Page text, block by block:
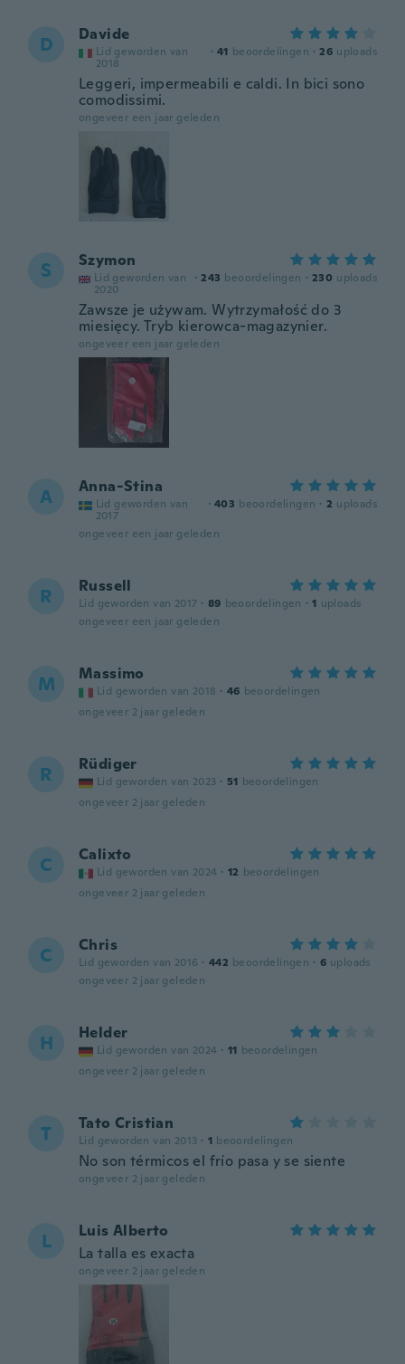
D Davide
Lid geworden van
2018
· 41 beoordelingen · 26 uploads
Leggeri, impermeabili e caldi. In bici sono
comodissimi.
ongeveer een jaar geleden
S Szymon
Lid geworden van
2020
· 243 beoordelingen · 230 uploads
Zawsze je używam. Wytrzymałość do 3
miesięcy. Tryb kierowca-magazynier.
ongeveer een jaar geleden
A Anna-Stina
Lid geworden van
2017
· 403 beoordelingen · 2 uploads
ongeveer een jaar geleden
R Russell
Lid geworden van 2017 · 89 beoordelingen · 1 uploads
ongeveer een jaar geleden
M Massimo
Lid geworden van 2018 · 46 beoordelingen
ongeveer 2 jaar geleden
R Rüdiger
Lid geworden van 2023 · 51 beoordelingen
ongeveer 2 jaar geleden
C Calixto
Lid geworden van 2024 · 12 beoordelingen
ongeveer 2 jaar geleden
C Chris
Lid geworden van 2016 · 442 beoordelingen · 6 uploads
ongeveer 2 jaar geleden
H Helder
Lid geworden van 2024 · 11 beoordelingen
ongeveer 2 jaar geleden
T Tato Cristian
Lid geworden van 2013 · 1 beoordelingen
No son térmicos el frío pasa y se siente
ongeveer 2 jaar geleden
L
Luis Alberto
La talla es exacta
ongeveer 2 jaar geleden